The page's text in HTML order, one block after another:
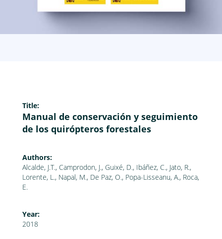
Title:
Manual de conservación y seguimiento
de los quirópteros forestales
Authors:
Alcalde, J.T., Camprodon, J., Guixé, D., Ibáñez, C., Jato, R.,
Lorente, L., Napal, M., De Paz, O., Popa-Lisseanu, A., Roca,
E.
Year:
2018